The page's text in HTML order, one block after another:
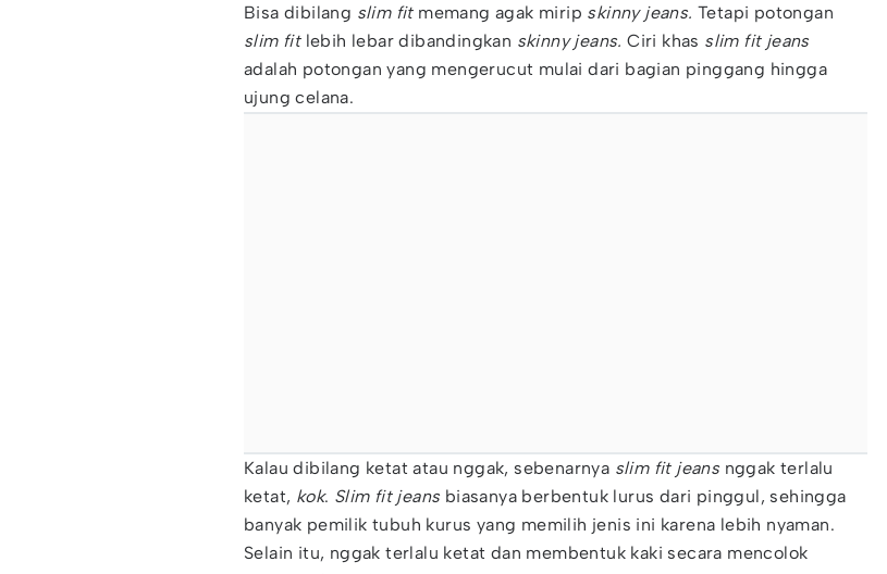
Bisa dibilang slim fitmemang agak mirip skinny jeans. Tetapi potongan
slim fitlebih lebar dibandingkan skinny jeans. Ciri khas slim fit jeans
adalah potongan yang mengerucut mulai dari bagian pinggang hingga
ujung celana.
Kalau dibilang ketat atau nggak, sebenarnya slim fit jeansnggak terlalu
ketat, kok. Slim fit jeansbiasanya berbentuk lurus dari pinggul, sehingga
banyak pemilik tubuh kurus yang memilih jenis ini karena lebih nyaman.
Selain itu, nggak terlalu ketat dan membentuk kaki secara mencolok